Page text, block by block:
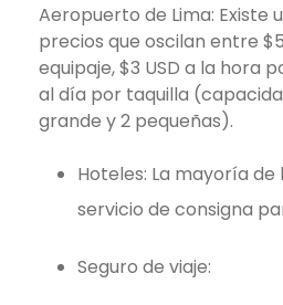
Aeropuerto de Lima: Existe
precios que oscilan entre
equipaje, $3 USD a la hora
al día por taquilla
grande y 2 pequeñas).
Hoteles: La mayoría
servicio de consigna
Seguro de viaje: